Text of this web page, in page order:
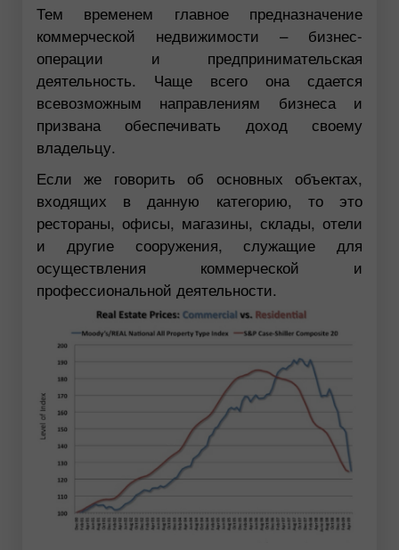
Тем временем главное предназначение
коммерческой недвижимости – бизнес-
операции и предпринимательская
деятельность. Чаще всего она сдается
всевозможным направлениям бизнеса и
призвана обеспечивать доход своему
владельцу.
Если же говорить об основных объектах,
входящих в данную категорию, то это
рестораны, офисы, магазины, склады, отели
и другие сооружения, служащие для
осуществления коммерческой и
профессиональной деятельности.